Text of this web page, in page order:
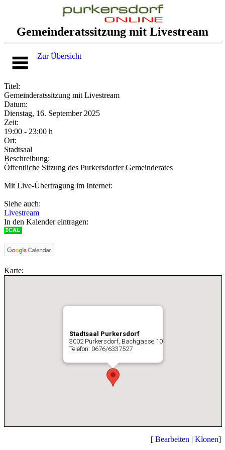
Gemeinderatssitzung mit Livestream
Zur Übersicht
Titel:
Gemeinderatssitzung mit Livestream
Datum:
Dienstag, 16. September 2025
Zeit:
19:00 - 23:00 h
Ort:
Stadtsaal
Beschreibung:
Öffentliche Sitzung des Purkersdorfer Gemeinderates
Mit Live-Übertragung im Internet:
Siehe auch:
Livestream
In den Kalender eintragen:
Karte:
Stadtsaal Purkersdorf
3002 Purkersdorf, Bachgasse 10
Telefon: 0676/6337527
[ Bearbeiten | Klonen]